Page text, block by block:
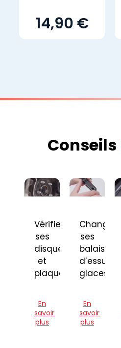
14,90 €
Conseils
Vérifier
ses
disques
et
plaquettes
En
savoir
plus
Changer
ses
balais
d’essuie-
glaces
En
savoir
plus